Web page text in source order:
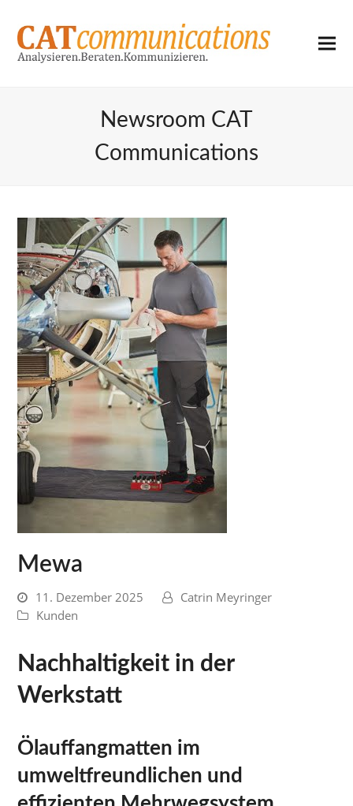
Newsroom CAT
Communications
Mewa
11. Dezember 2025
Catrin Meyringer
Kunden
Nachhaltigkeit in der
Werkstatt
Ölauffangmatten im
umweltfreundlichen und